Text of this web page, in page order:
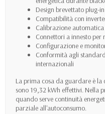
Design brevettato plug-
Compatibilità con
Calibrazione
Connettori a innesto
Configurazione e
Conformità agli
internazionali
La prima cosa da guardare è
sono 19,32 kWh effettivi. Nella
quando serve continuità
parziale all'autoconsumo.